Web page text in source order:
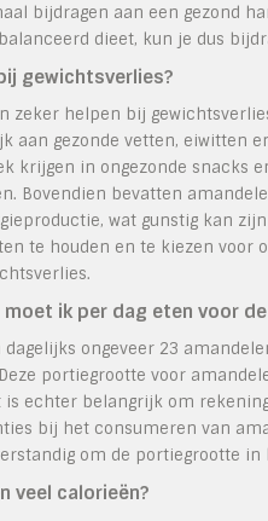
bijdragen aan een gezond
dieet, kun je dus
gewichtsverlies?
zeker helpen bij
aan gezonde vetten, eiwitten
krijgen in ongezonde snacks
Bovendien bevatten
wat gunstig kan
te houden en te kiezen
moet ik per dag eten voor
ongeveer 23
portiegrootte voor
is echter belangrijk om
bij het consumeren van
om de portiegrootte
veel calorieën?